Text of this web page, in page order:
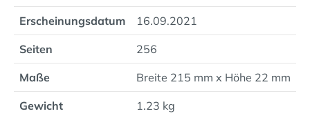
Erscheinungsdatum 16.09.2021
Seiten 256
Maße Breite 215 mm x Höhe 22 mm
Gewicht 1.23 kg